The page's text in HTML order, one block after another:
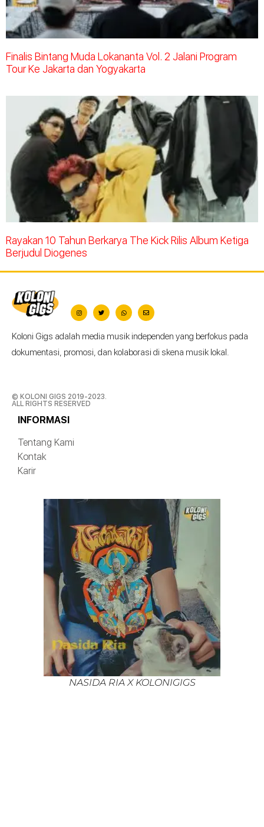
Finalis Bintang Muda Lokananta Vol. 2 Jalani Program
Tour Ke Jakarta dan Yogyakarta
Rayakan 10 Tahun Berkarya The Kick Rilis Album Ketiga
Berjudul Diogenes
Koloni Gigs adalah media musik independen yang berfokus pada
dokumentasi, promosi, dan kolaborasi di skena musik lokal.
© KOLONI GIGS 2019-2023.
ALL RIGHTS RESERVED
INFORMASI
Tentang Kami
Kontak
Karir
NASIDA RIA X KOLONIGIGS